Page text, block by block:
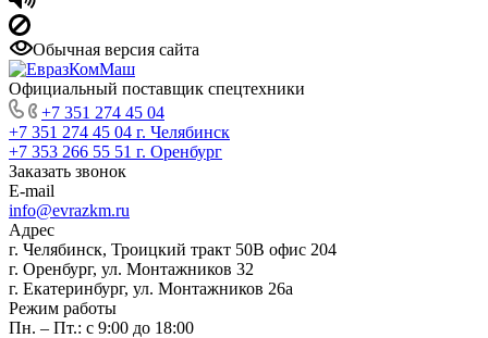
Обычная версия сайта
Официальный поставщик спецтехники
+7 351 274 45 04
+7 351 274 45 04 г. Челябинск
+7 353 266 55 51 г. Оренбург
Заказать звонок
E-mail
info@evrazkm.ru
Адрес
г. Челябинск, Троицкий тракт 50В офис 204
г. Оренбург, ул. Монтажников 32
г. Екатеринбург, ул. Монтажников 26а
Режим работы
Пн. – Пт.: с 9:00 до 18:00